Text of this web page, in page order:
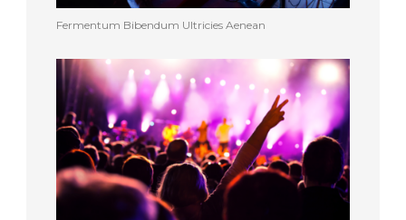
Fermentum Bibendum Ultricies Aenean